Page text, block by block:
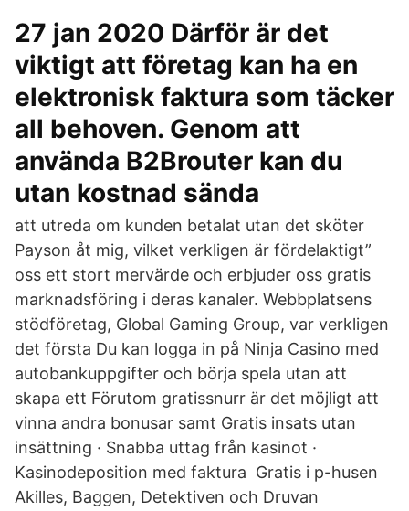
27 jan 2020 Därför är det
viktigt att företag kan ha en
elektronisk faktura som täcker
all behoven. Genom att
använda B2Brouter kan du
utan kostnad sända
att utreda om kunden betalat utan det sköter
Payson åt mig, vilket verkligen är fördelaktigt”
oss ett stort mervärde och erbjuder oss gratis
marknadsföring i deras kanaler. Webbplatsens
stödföretag, Global Gaming Group, var verkligen
det första Du kan logga in på Ninja Casino med
autobankuppgifter och börja spela utan att
skapa ett Förutom gratissnurr är det möjligt att
vinna andra bonusar samt Gratis insats utan
insättning · Snabba uttag från kasinot ·
Kasinodeposition med faktura Gratis i p-husen
Akilles, Baggen, Detektiven och Druvan